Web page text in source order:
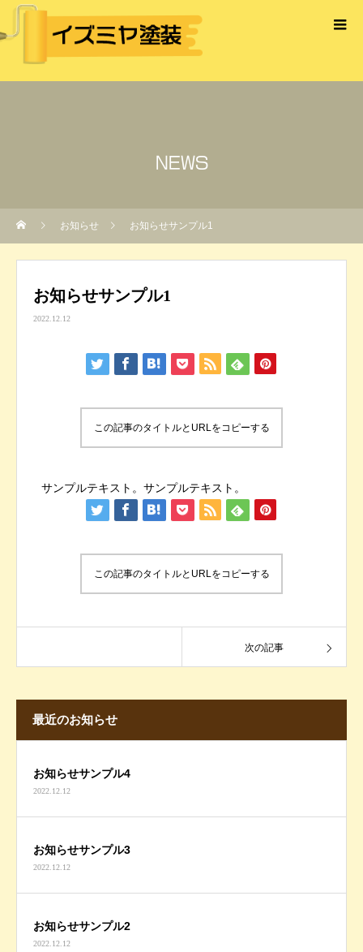
NEWS
お知らせ お知らせサンプル1
お知らせサンプル1
2022.12.12
この記事のタイトルとURLをコピーする
サンプルテキスト。サンプルテキスト。
この記事のタイトルとURLをコピーする
次の記事
最近のお知らせ
お知らせサンプル4
2022.12.12
お知らせサンプル3
2022.12.12
お知らせサンプル2
2022.12.12